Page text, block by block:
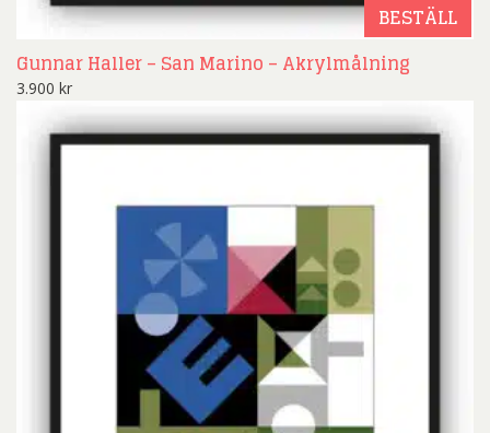
BESTÄLL
Gunnar Haller – San Marino – Akrylmålning
3.900 kr